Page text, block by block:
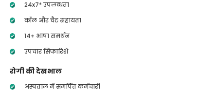
24x7* उपलब्धता
कॉल और चैट सहायता
14+ भाषा समर्थन
उपचार सिफारिशें
रोगी की देखभाल
अस्पताल में समर्पित कर्मचारी